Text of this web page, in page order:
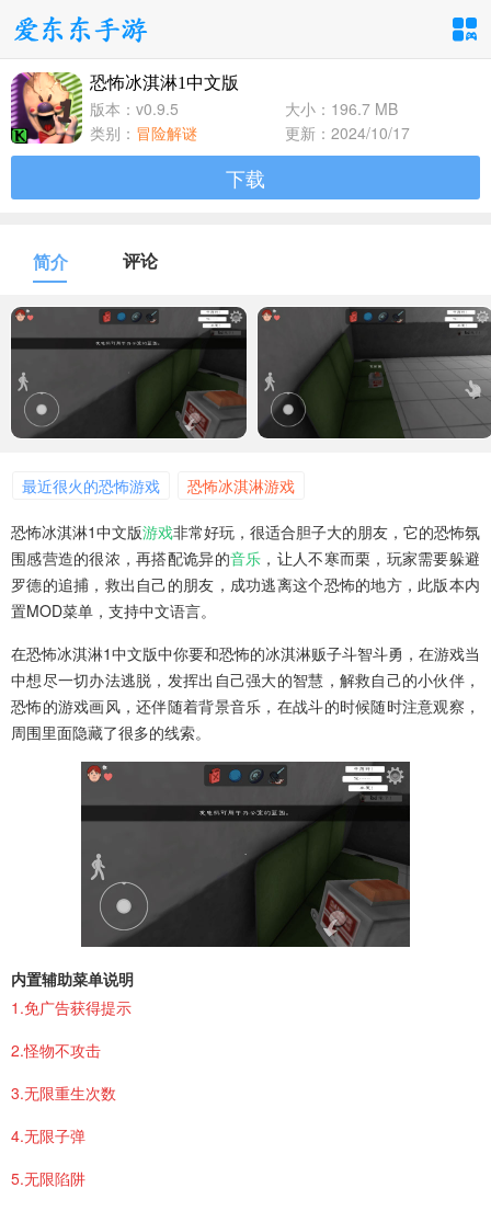
手游分类
卡牌回合
1百+款手游
1百+款手游
体育竞速
1百+款手游
冒险解谜
1百+款手游
模拟经营
1百+款手游
音乐舞蹈
1百+款手游
儿童教育
1百+款手游
恐怖冰淇淋1中文版
版本：v0.9.5
大小：196.7 MB
类别： 冒险解谜 更新：2024/10/17
下载
简介 评论
最近很火的恐怖游戏 恐怖冰淇淋游戏
恐怖冰淇淋1中文版游戏非常好玩，很适合胆子大的朋友，它的恐怖氛
围感营造的很浓，再搭配诡异的音乐 ，让人不寒而栗，玩家需要躲避
罗德的追捕，救出自己的朋友，成功逃离这个恐怖的地方，此版本内
置MOD菜单，支持中文语言。
在恐怖冰淇淋1中文版中你要和恐怖的冰淇淋贩子斗智斗勇，在游戏当
中想尽一切办法逃脱，发挥出自己强大的智慧，解救自己的小伙伴，
恐怖的游戏画风，还伴随着背景音乐，在战斗的时候随时注意观察，
周围里面隐藏了很多的线索。
内置辅助菜单说明
1.免广告获得提示
2.怪物不攻击
3.无限重生次数
4.无限子弹
5.无限陷阱